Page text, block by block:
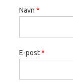
Navn *
E-post*